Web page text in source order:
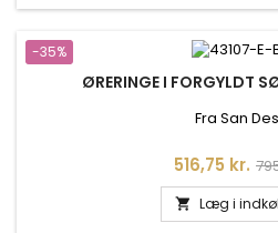
-35%
ØRERINGE I FORGYLDT
Fra San
Pris
516,75 kr.
 Læg i